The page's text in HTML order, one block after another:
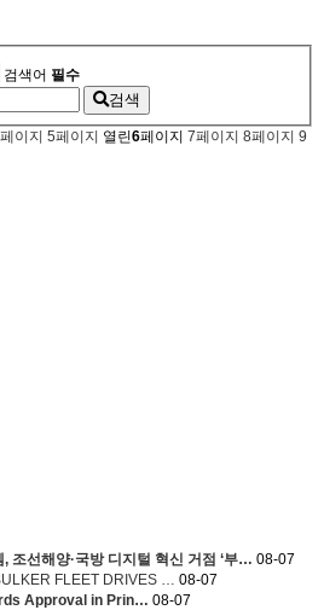
검색어 필수
검색
페이지 5페이지 열린6페이지 7페이지 8페이지 9
, 조선해양·국방 디지털 혁신 거점 ‘부… 08-07
FLEET DRIVES …
08-07
Approval in Prin… 08-07